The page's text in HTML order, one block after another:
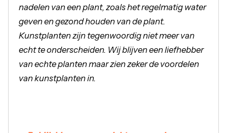
nadelen van een plant, zoals het regelmatig water
geven en gezond houden van de plant.
Kunstplanten zijn tegenwoordig niet meer van
echt te onderscheiden. Wij blijven een liefhebber
van echte planten maar zien zeker de voordelen
van kunstplanten in.